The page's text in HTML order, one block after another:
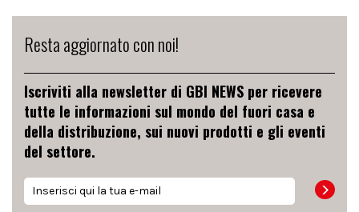
Resta aggiornato con noi!
Iscriviti alla newsletter di GBI NEWS per ricevere
tutte le informazioni sul mondo del fuori casa e
della distribuzione, sui nuovi prodotti e gli eventi
del settore.